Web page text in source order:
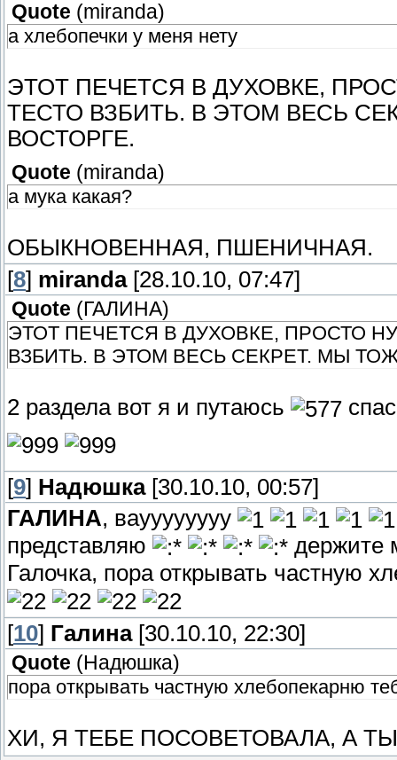
Quote (miranda)
а хлебопечки у меня нету
ЭТОТ ПЕЧЕТСЯ В ДУХОВКЕ,
ТЕСТО ВЗБИТЬ. В ЭТОМ ВЕСЬ
ВОСТОРГЕ.
Quote (miranda)
а мука какая?
ОБЫКНОВЕННАЯ, ПШЕНИЧНАЯ.
[8] miranda[28.10.10, 07:47]
Quote ( ГАЛИНА)
ЭТОТ ПЕЧЕТСЯ В ДУХОВКЕ, ПРОСТО
ВЗБИТЬ. В ЭТОМ ВЕСЬ СЕКРЕТ. МЫ
2 раздела вот я и путаюсь
[9] Надюшка[30.10.10, 00:57]
ГАЛИНА, вауууууууу
представляю
держите
Галочка, пора открывать частную
[10] Галина[30.10.10, 22:30]
Quote ( Надюшка)
пора открывать частную хлебопекарню
ХИ, Я ТЕБЕ ПОСОВЕТОВАЛА, А